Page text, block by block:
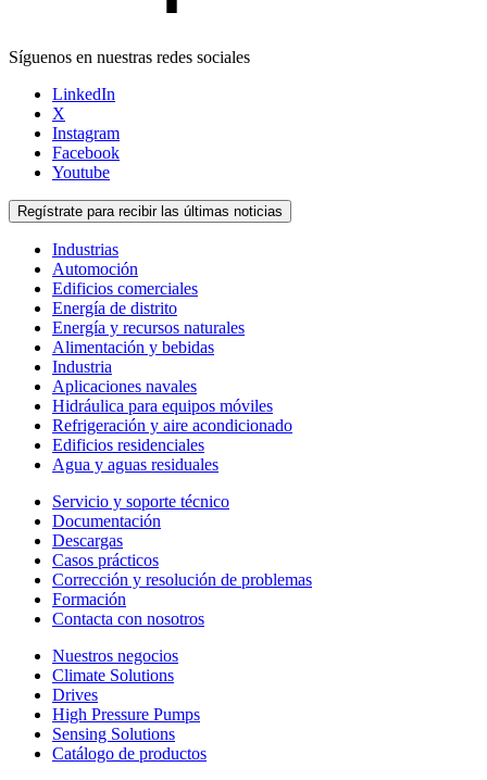
Síguenos en nuestras redes sociales
LinkedIn
X
Instagram
Facebook
Youtube
Regístrate para recibir las últimas noticias
Industrias
Automoción
Edificios comerciales
Energía de distrito
Energía y recursos naturales
Alimentación y bebidas
Industria
Aplicaciones navales
Hidráulica para equipos móviles
Refrigeración y aire acondicionado
Edificios residenciales
Agua y aguas residuales
Servicio y soporte técnico
Documentación
Descargas
Casos prácticos
Corrección y resolución de problemas
Formación
Contacta con nosotros
Nuestros negocios
Climate Solutions
Drives
High Pressure Pumps
Sensing Solutions
Catálogo de productos